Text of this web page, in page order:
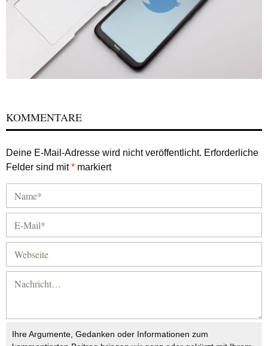
KOMMENTARE
Deine E-Mail-Adresse wird nicht veröffentlicht. Erforderliche
Felder sind mit* markiert
Ihre Argumente, Gedanken oder Informationen zum